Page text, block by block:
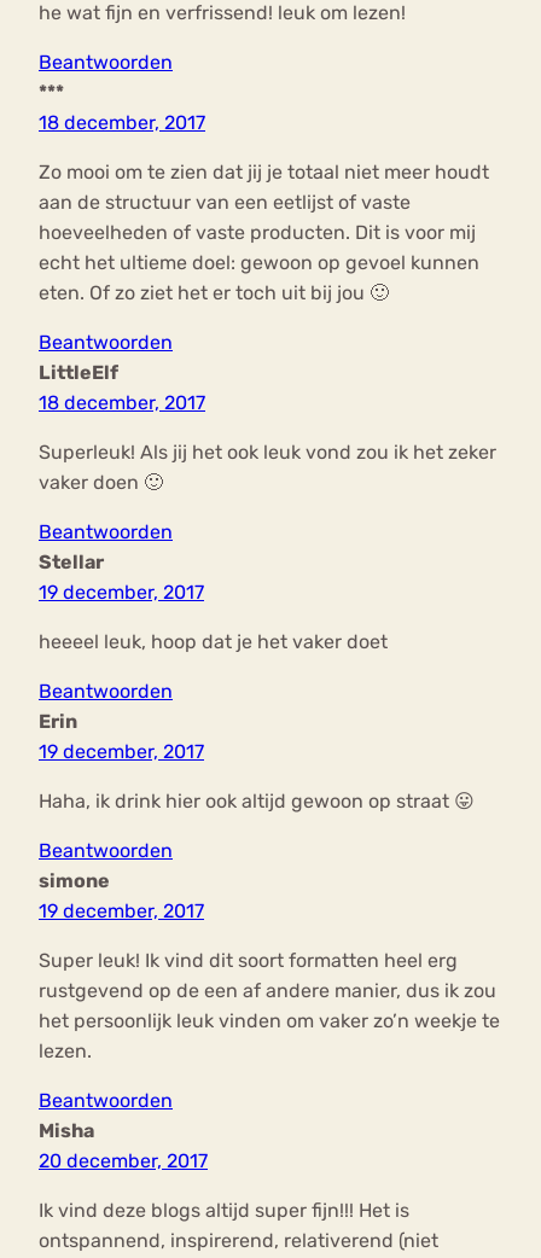
he wat fijn en verfrissend! leuk om lezen!
Beantwoorden
***
18 december, 2017
Zo mooi om te zien dat jij je totaal niet meer houdt
aan de structuur van een eetlijst of vaste
hoeveelheden of vaste producten. Dit is voor mij
echt het ultieme doel: gewoon op gevoel kunnen
eten. Of zo ziet het er toch uit bij jou 🙂
Beantwoorden
LittleElf
18 december, 2017
Superleuk! Als jij het ook leuk vond zou ik het zeker
vaker doen 🙂
Beantwoorden
Stellar
19 december, 2017
heeeel leuk, hoop dat je het vaker doet
Beantwoorden
Erin
19 december, 2017
Haha, ik drink hier ook altijd gewoon op straat 😛
Beantwoorden
simone
19 december, 2017
Super leuk! Ik vind dit soort formatten heel erg
rustgevend op de een af andere manier, dus ik zou
het persoonlijk leuk vinden om vaker zo’n weekje te
lezen.
Beantwoorden
Misha
20 december, 2017
Ik vind deze blogs altijd super fijn!!! Het is
ontspannend, inspirerend, relativerend (niet